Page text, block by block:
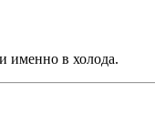
именно в холода.